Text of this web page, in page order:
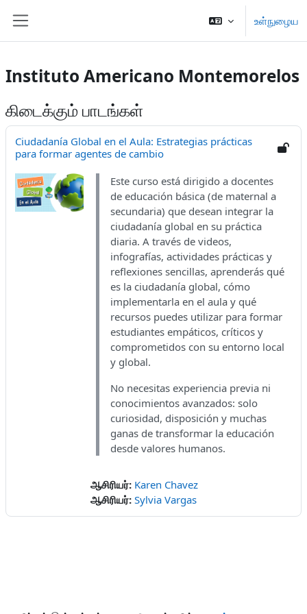
உள்நுழைய
Instituto Americano Montemorelos
கிடைக்கும் பாடங்கள்
Ciudadanía Global en el Aula: Estrategias prácticas
para formar agentes de cambio
Este curso está dirigido a docentes
de educación básica (de maternal a
secundaria) que desean integrar la
ciudadanía global en su práctica
diaria. A través de videos,
infografías, actividades prácticas y
reflexiones sencillas, aprenderás qué
es la ciudadanía global, cómo
implementarla en el aula y qué
recursos puedes utilizar para formar
estudiantes empáticos, críticos y
comprometidos con su entorno local
y global.
No necesitas experiencia previa ni
conocimientos avanzados: solo
curiosidad, disposición y muchas
ganas de transformar la educación
desde valores humanos.
ஆசிரியர்: Karen Chavez
ஆசிரியர்: Sylvia Vargas